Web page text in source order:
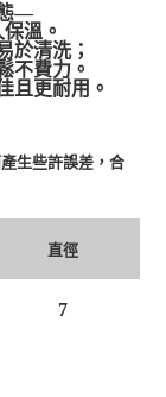
—
溫。
於清洗；
不費力。
且更耐用。
生些許誤差，合
直徑
7